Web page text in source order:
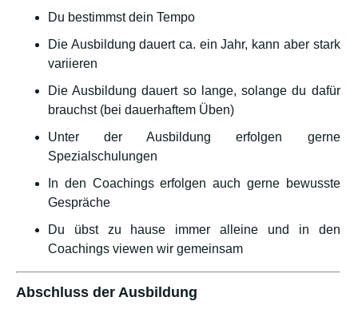
Du bestimmst dein Tempo
Die Ausbildung dauert ca. ein Jahr, kann aber stark
variieren
Die Ausbildung dauert so lange, solange du dafür
brauchst (bei dauerhaftem Üben)
Unter der Ausbildung erfolgen gerne
Spezialschulungen
In den Coachings erfolgen auch gerne bewusste
Gespräche
Du übst zu hause immer alleine und in den
Coachings viewen wir gemeinsam
Abschluss der Ausbildung